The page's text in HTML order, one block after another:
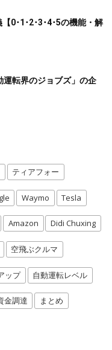
0･1･2･3･4･5の機能・解
運転界のジョブズ」の企
ティアフォー
Waymo Tesla
Amazon Didi Chuxing
空飛ぶクルマ
ップ 自動運転レベル
金調達 まとめ